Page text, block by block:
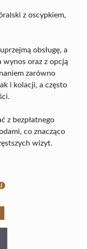
z oscypkiem,
obsługę, a
wynos oraz z opcją
zarówno
i kolacji, a często
z bezpłatnego
co znacząco
wizyt.